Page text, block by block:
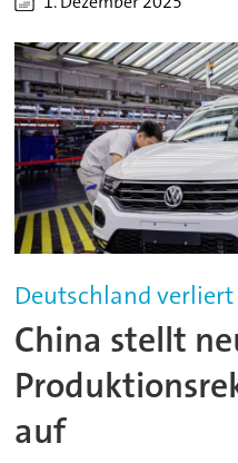
Deutschland
China stellt
auf